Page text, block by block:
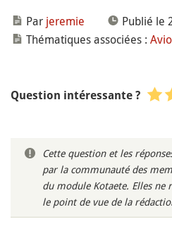
Par jeremie
Publié le
Thématiques associées :
Question intéressante ?
Cette question et les
par la communauté des
du module Kotaete. Elles ne
le point de vue de la